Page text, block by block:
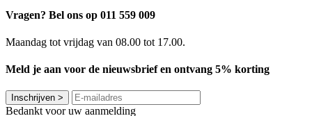
Vragen? Bel ons op 011 559 009
Maandag tot vrijdag van 08.00 tot 17.00.
Meld je aan voor de nieuwsbrief en ontvang 5% korting
Inschrijven >
Bedankt voor uw aanmelding